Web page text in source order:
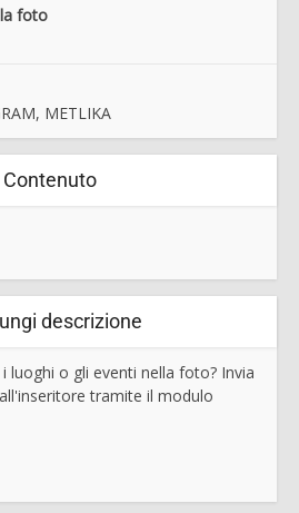
foto
METLIKA
Contenuto
descrizione
luoghi o gli eventi nella foto? Invia
tramite il modulo